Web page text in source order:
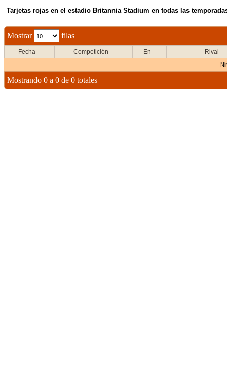
Tarjetas rojas en el estadio Britannia Stadium en todas las
Mostrar filas
Fecha Competición En Rival
Mostrando 0 a 0 de 0 totales